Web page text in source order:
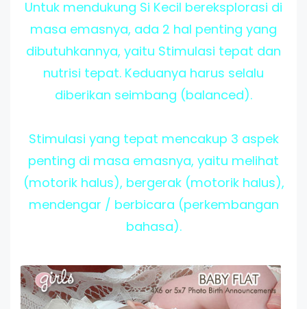
Untuk mendukung Si Kecil bereksplorasi di
masa emasnya, ada 2 hal penting yang
dibutuhkannya, yaitu Stimulasi tepat dan
nutrisi tepat. Keduanya harus selalu
diberikan seimbang (balanced).
Stimulasi yang tepat mencakup 3 aspek
penting di masa emasnya, yaitu melihat
(motorik halus), bergerak (motorik halus),
mendengar / berbicara (perkembangan
bahasa).